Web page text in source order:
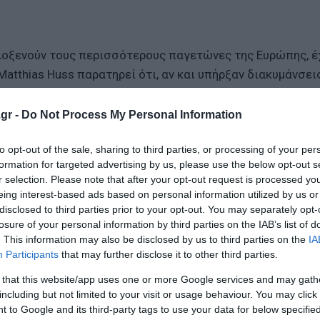
- Do Not Process My Personal Information
opt-out of the sale, sharing to third parties, or processing of your
for targeted advertising by us, please use the below opt-out
selection. Please note that after your opt-out request is processed
interest-based ads based on personal information utilized by us
to third parties prior to your opt-out. You may separately
of your personal information by third parties on the IAB’s list of
This information may also be disclosed by us to third parties on the
Participants that may further disclose it to other third parties.
that this website/app uses one or more Google services and may
but not limited to your visit or usage behaviour. You may
to Google and its third-party tags to use your data for below
τους περισσότερους παγετώνες της Ευρώπης,
Huss παρατηρεί ότι, αν και υπήρξαν
με το 2022 και το 2023 να είναι τα χειρότερα
συχνότητα των καυτών θερμοκρασιών, ενώ οι ειδικοί
συνθηκών, είναι αδύνατο να αναγεννηθούν,
θερμοκρασία συνεχώς αυξάνεται, ενώ οι
αν συνεχιστεί αυτή η τάση.
του πλανήτη είναι παγκόσμια, με την
θερμοκρασίας. Παρά τις διεθνείς προσπάθειες, ο
την υπερθέρμανση, δεν θα καταφέρουμε να